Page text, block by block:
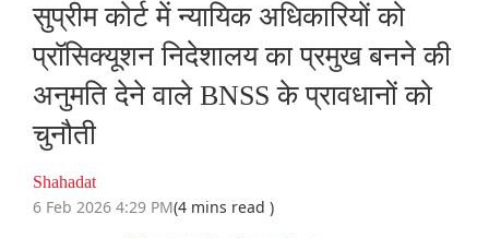
सुप्रीम कोर्ट में न्यायिक अधिकारियों को
प्रॉसिक्यूशन निदेशालय का प्रमुख बनने की
अनुमति देने वाले BNSS के प्रावधानों को
चुनौती
Shahadat
6 Feb 2026 4:29 PM(4 mins read )